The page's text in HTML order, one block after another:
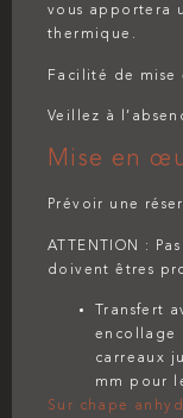
vous apportera
thermique.
Facilité de mise
Veillez à
Mise en
Prévoir une
ATTENTION :
doivent êtres
Transfert
encollage
carreaux
mm pour
Sur chape